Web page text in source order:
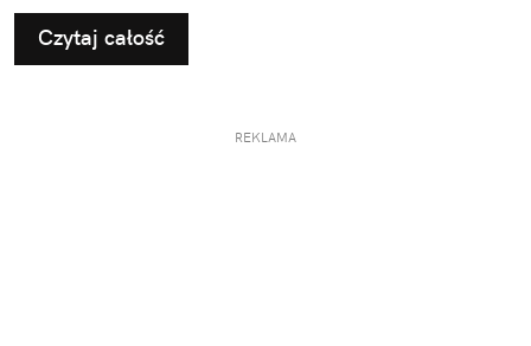
taty.
Czytaj całość
REKLAMA